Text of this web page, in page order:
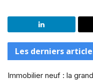
Les derniers
Immobilier neuf : la